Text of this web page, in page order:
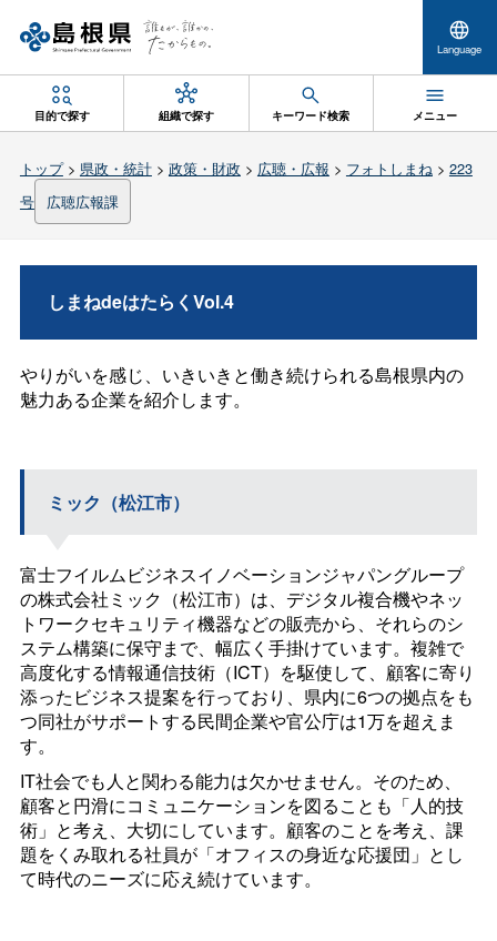
Language
目的で探す 組織で探す キーワード検索 メニュー
トップ> 県政・統計> 政策・財政 > 広聴・広報 > フォトしまね> 223
号
広聴広報課
しまねdeはたらくVol.4
やりがいを感じ、いきいきと働き続けられる島根県内の
魅力ある企業を紹介します。
ミック（松江市）
富士フイルムビジネスイノベーションジャパングループ
の株式会社ミック（松江市）は、デジタル複合機やネッ
トワークセキュリティ機器などの販売から、それらのシ
ステム構築に保守まで、幅広く手掛けています。複雑で
高度化する情報通信技術（ICT）を駆使して、顧客に寄り
添ったビジネス提案を行っており、県内に6つの拠点をも
つ同社がサポートする民間企業や官公庁は1万を超えま
す。
IT社会でも人と関わる能力は欠かせません。そのため、
顧客と円滑にコミュニケーションを図ることも「人的技
術」と考え、大切にしています。顧客のことを考え、課
題をくみ取れる社員が「オフィスの身近な応援団」とし
て時代のニーズに応え続けています。